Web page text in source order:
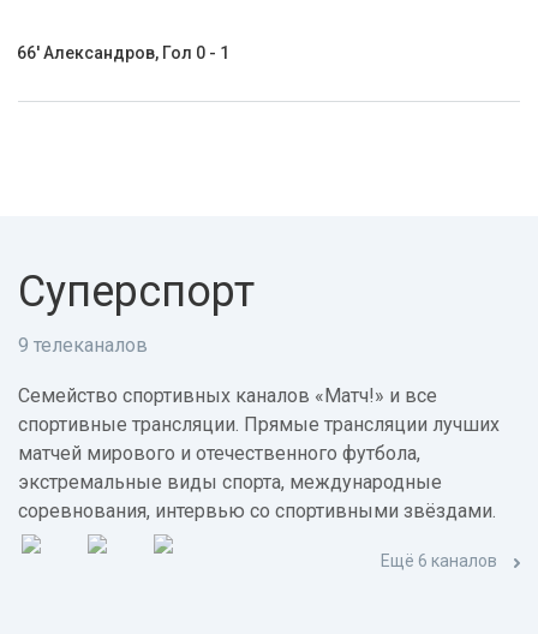
66' Александров, Гол 0 - 1
Суперспорт
9 телеканалов
Семейство спортивных каналов «Матч!» и все
спортивные трансляции. Прямые трансляции лучших
матчей мирового и отечественного футбола,
экстремальные виды спорта, международные
соревнования, интервью со спортивными звёздами.
Ещё 6 каналов